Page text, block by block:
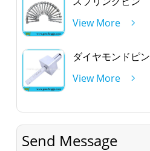
View More
ダイヤモンドピン
View More
Send Message